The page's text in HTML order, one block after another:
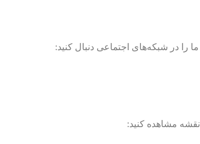
را در شبکه‌های اجتماعی دنبال کنید:
مشاهده کنید: